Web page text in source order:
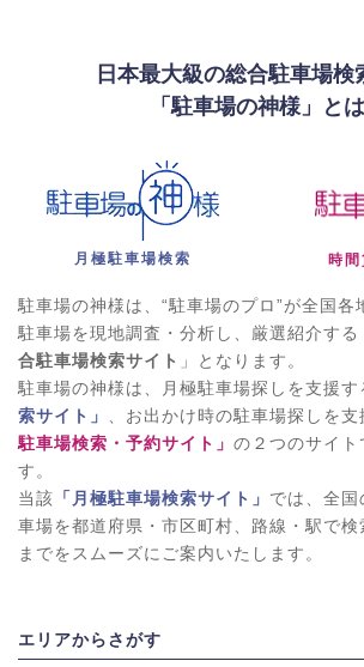
日本最大級の総合駐車場検
「駐車場の神様」と
月極駐車場検索 時
駐車場の神様は、“駐車場のプロ”が全国各
駐車場を現地調査・分析し、厳選紹介する
合駐車場検索サイト 」となります。
駐車場の神様は、月極駐車場探しを支援す
索サイト」
、お出かけ時の駐車場探しを支
駐車場検索・予約サイト」 の２つのサイト
す。
当該 「月極駐車場検索サイト」 では、全国
車場を都道府県・市区町村、路線・駅で検
までをスムーズにご案内いたします。
エリアからさがす